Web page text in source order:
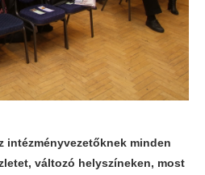
intézményvezetőknek minden
változó helyszíneken, most